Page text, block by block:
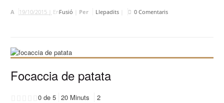
A 19/10/2015 | EnFusió Per Llepadits 0 Comentaris
Focaccia de patata
0 de 5 20 Minuts 2